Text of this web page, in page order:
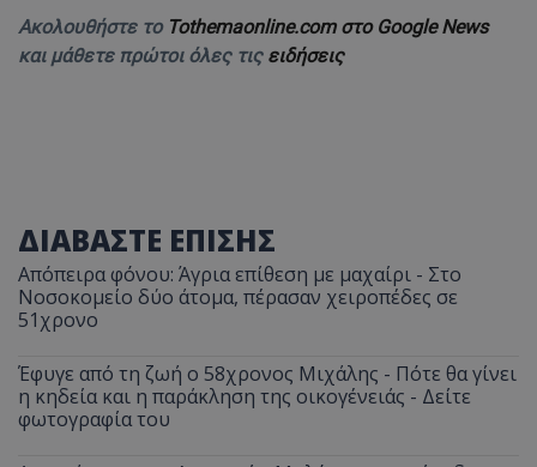
Ακολουθήστε το Tothemaonline.com στο Google News
και μάθετε πρώτοι όλες τις ειδήσεις
ΔΙΑΒΑΣΤΕ ΕΠΙΣΗΣ
Απόπειρα φόνου: Άγρια επίθεση με μαχαίρι - Στο
Νοσοκομείο δύο άτομα, πέρασαν χειροπέδες σε
51χρονο
Έφυγε από τη ζωή ο 58χρονος Μιχάλης - Πότε θα γίνει
η κηδεία και η παράκληση της οικογένειάς - Δείτε
φωτογραφία του